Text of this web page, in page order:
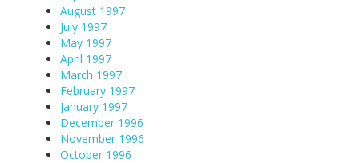
August 1997
July 1997
May 1997
April 1997
March 1997
February 1997
January 1997
December 1996
November 1996
October 1996